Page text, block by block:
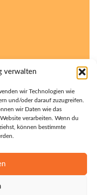
verwalten
wir Technologien wie
und/oder darauf zuzugreifen.
wir Daten wie das
verarbeiten. Wenn du
können bestimmte